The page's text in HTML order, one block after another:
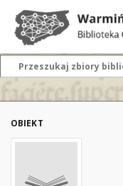
OBIEKT